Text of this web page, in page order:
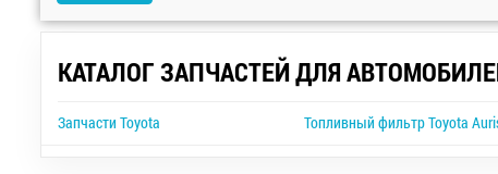
КАТАЛОГ ЗАПЧАСТЕЙ ДЛЯ
Запчасти Toyota Топливный фильтр Toyota